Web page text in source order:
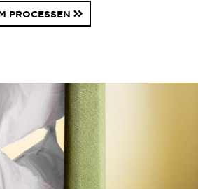
PROCESSEN